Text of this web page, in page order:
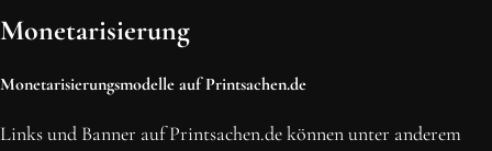
Monetarisierung
Monetarisierungsmodelle auf Printsachen.de
Links und Banner auf Printsachen.de können unter anderem